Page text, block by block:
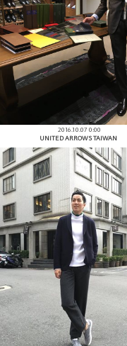
2016.10.07 0:00
UNITED ARROWS TAIWAN